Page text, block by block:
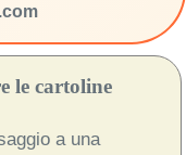
le cartoline
a una